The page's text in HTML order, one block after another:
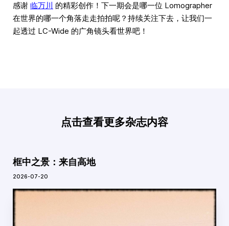
感谢 临万川 的精彩创作！下一期会是哪一位 Lomographer
在世界的哪一个角落走走拍拍呢？持续关注下去，让我们一
起透过 LC-Wide 的广角镜头看世界吧！
点击查看更多杂志内容
框中之景：来自高地
2026-07-20